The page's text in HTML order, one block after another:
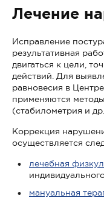
Лечение
Исправление
результативная
двигаться к цели,
действий. Для
равновесия в
применяются
(стабилометрия и
Коррекция
осуществляется
лечебная
мануальная